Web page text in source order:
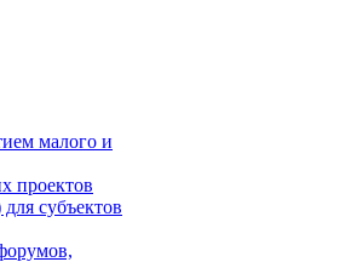
малого и
проектов
субъектов